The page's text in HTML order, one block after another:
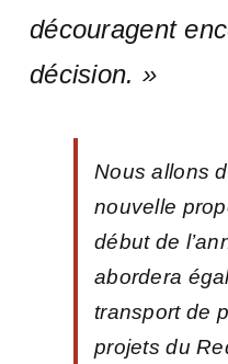
découragent
décision. »
Nous allons
nouvelle
début de
abordera
transport de
projets du